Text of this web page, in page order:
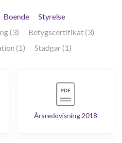
Boende
Styrelse
(3)
Betygscertifikat (3)
(1)
Stadgar (1)
Årsredovisning 2018